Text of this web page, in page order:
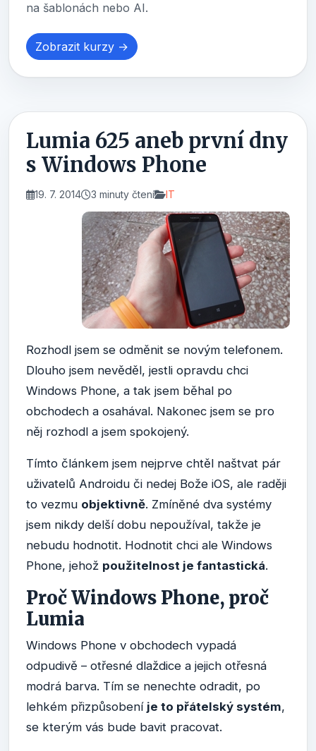
na šablonách nebo AI.
Zobrazit kurzy →
Lumia 625 aneb první dny
s Windows Phone
19. 7. 2014 3 minuty čtení IT
Rozhodl jsem se odměnit se novým telefonem.
Dlouho jsem nevěděl, jestli opravdu chci
Windows Phone, a tak jsem běhal po
obchodech a osahával. Nakonec jsem se pro
něj rozhodl a jsem spokojený.
Tímto článkem jsem nejprve chtěl naštvat pár
uživatelů Androidu či nedej Bože iOS, ale raději
to vezmu objektivně. Zmíněné dva systémy
jsem nikdy delší dobu nepoužíval, takže je
nebudu hodnotit. Hodnotit chci ale Windows
Phone, jehož použitelnost je fantastická.
Proč Windows Phone, proč
Lumia
Windows Phone v obchodech vypadá
odpudivě – otřesné dlaždice a jejich otřesná
modrá barva. Tím se nenechte odradit, po
lehkém přizpůsobení je to přátelský systém,
se kterým vás bude bavit pracovat.